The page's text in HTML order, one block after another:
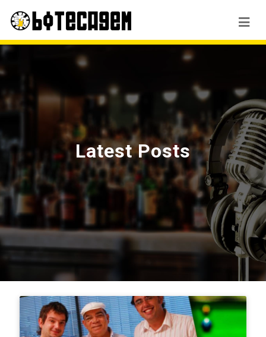
Latest Posts